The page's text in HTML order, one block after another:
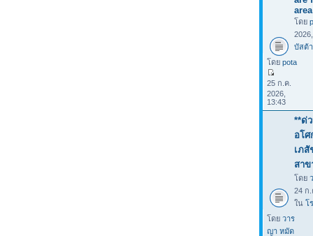
area
โดย
บัสต้า
โดย pota
25 ก.ค.
2026,
13:43
**ด่
อโ
เภสั
สาข
โดย
24 ก.
ใน โ
โดย วาร
ญา หมัด